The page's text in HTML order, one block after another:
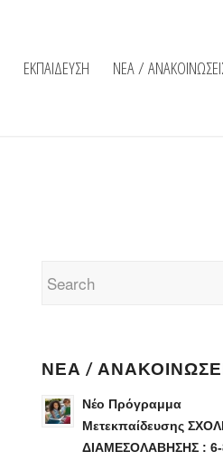
ΕΚΠΑΙΔΕΥΣΗ ΝΕΑ /
ΝΈΑ /
Νέο Πρόγραμμα
Μετεκπαίδευσης
ΔΙΑΜΕΣΟΛΑΒΗΣΗΣ :